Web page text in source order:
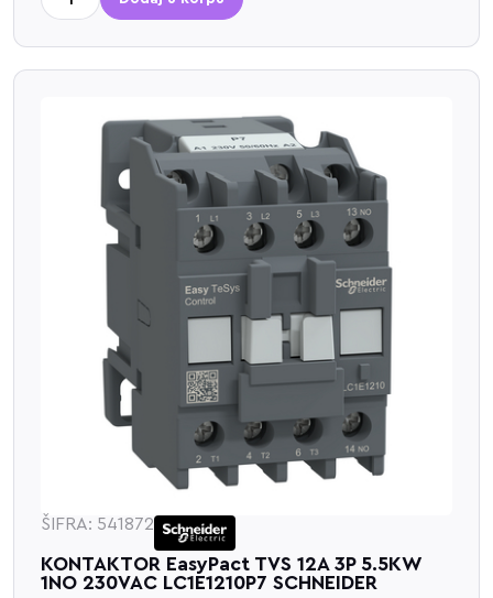
ŠIFRA: 541872
KONTAKTOR EasyPact TVS 12A 3P 5.5KW
1NO 230VAC LC1E1210P7 SCHNEIDER